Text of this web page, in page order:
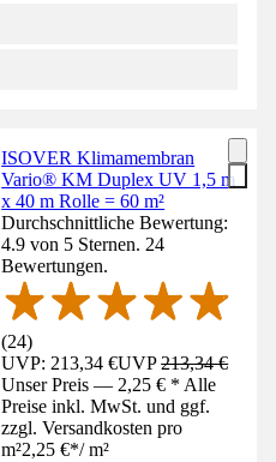
ISOVER Klimamembran
Vario® KM Duplex UV 1,5 m
x 40 m Rolle = 60 m²
Durchschnittliche Bewertung:
4.9 von 5 Sternen. 24
Bewertungen.
(24)
UVP: 213,34 €UVP213,34 €
Unser Preis — 2,25 € * Alle
Preise inkl. MwSt. und ggf.
zzgl. Versandkosten pro
m²2,25 €*/ m²